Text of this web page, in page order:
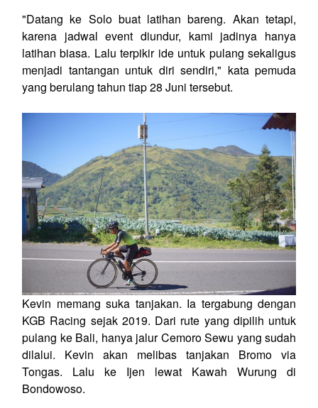
"Datang ke Solo buat latihan bareng. Akan tetapi,
karena jadwal event diundur, kami jadinya hanya
latihan biasa. Lalu terpikir ide untuk pulang sekaligus
menjadi tantangan untuk diri sendiri," kata pemuda
yang berulang tahun tiap 28 Juni tersebut.
Kevin memang suka tanjakan. Ia tergabung dengan
KGB Racing sejak 2019. Dari rute yang dipilih untuk
pulang ke Bali, hanya jalur Cemoro Sewu yang sudah
dilalui. Kevin akan melibas tanjakan Bromo via
Tongas. Lalu ke Ijen lewat Kawah Wurung di
Bondowoso.